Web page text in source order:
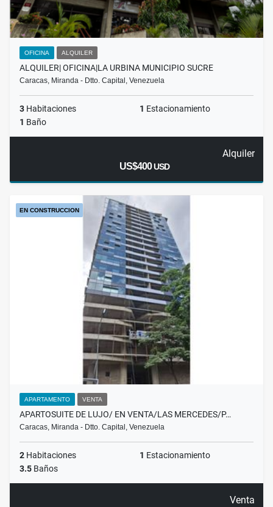
OFICINA ALQUILER
ALQUILER| OFICINA|LA URBINA MUNICIPIO SUCRE
Caracas, Miranda - Dtto. Capital, Venezuela
3 Habitaciones 1 Estacionamiento
1 Baño
Alquiler
US$400USD
EN CONSTRUCCION
APARTAMENTO VENTA
APARTOSUITE DE LUJO/ EN VENTA/LAS MERCEDES/P…
Caracas, Miranda - Dtto. Capital, Venezuela
2 Habitaciones 1 Estacionamiento
3.5 Baños
Venta